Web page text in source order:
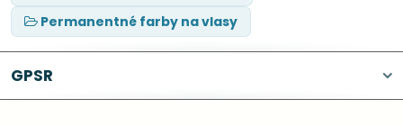
Permanentné farby na vlasy
GPSR